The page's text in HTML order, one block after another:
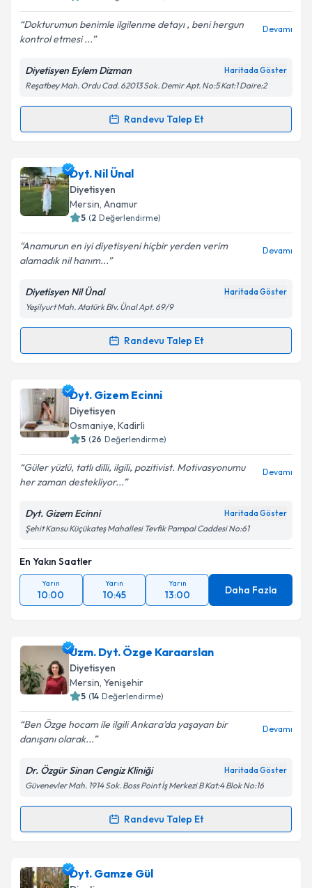
Kişisel verilerimin işlenmesine ilişkinAydınlatma
Metni'ni okudum ve kişisel verilerimin belirtilen
Dokturumun benimle ilgilenme detayı , beni hergun
kontrol etmesi ...
Devamı
Diyetisyen Eylem Dizman Haritada Göster
Reşatbey Mah. Ordu Cad. 62013 Sok. Demir Apt. No:5 Kat:1 Daire:2
Randevu Talep Et
Randevu Takvimi Talebi
Dyt. Eylem Dizman
oluşturun. Size bu uzmandan randevu almanız için bir
takvim hazırlandığında e-posta ile bilgilendireceğiz.
Kişisel verilerimin işlenmesine ilişkin
Aydınlatma
Metni'ni okudum ve kişisel verilerimin belirtilen
kapsamda işlenmesini kabul ediyorum.
Dyt. Nil Ünal
Diyetisyen
Mersin, Anamur
5 (2 Değerlendirme)
Anamurun en iyi diyetisyeni hiçbir yerden verim
alamadık nil hanım...
Devamı
Diyetisyen Nil Ünal Haritada Göster
Yeşilyurt Mah. Atatürk Blv. Ünal Apt. 69/9
Randevu Talep Et
Randevu Takvimi Talebi
Dyt. Nil Ünaliçin randevu takvimi talebi oluşturun.
Size bu uzmandan randevu almanız için bir takvim
hazırlandığında e-posta ile bilgilendireceğiz.
Kişisel verilerimin işlenmesine ilişkin
Aydınlatma
Metni'ni okudum ve kişisel verilerimin belirtilen
kapsamda işlenmesini kabul ediyorum.
Takvim Talebini Gönder
Dyt. Gizem Ecinni
Diyetisyen
Osmaniye, Kadirli
5 (26 Değerlendirme)
Güler yüzlü, tatlı dilli, ilgili, pozitivist. Motivasyonumu
her zaman destekliyor...
Devamı
Dyt. Gizem Ecinni Haritada Göster
Şehit Kansu Küçükateş Mahallesi Tevfik Pampal Caddesi No:61
En Yakın Saatler
Yarın
10:00
Yarın
10:45
Yarın
13:00 Daha Fazla
Uzm. Dyt. Özge Karaarslan
Diyetisyen
Mersin, Yenişehir
5 (14 Değerlendirme)
Ben Özge hocam ile ilgili Ankara’da yaşayan bir
danışanı olarak...
Devamı
Dr. Özgür Sinan Cengiz Kliniği Haritada Göster
Güvenevler Mah. 1914 Sok. Boss Point İş Merkezi B Kat:4 Blok No:16
Randevu Talep Et
Randevu Takvimi Talebi
Uzm. Dyt. Özge Karaarslan
Dyt. Gamze Gül